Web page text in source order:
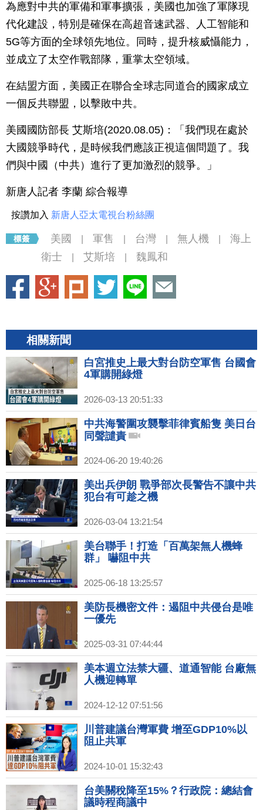
為應對中共的軍備和軍事擴張，美國也加強了軍隊現
代化建設，特別是確保在高超音速武器、人工智能和
5G等方面的全球領先地位。同時，提升核威懾能力，
並成立了太空作戰部隊，重掌太空領域。
在結盟方面，美國正在聯合全球志同道合的國家成立
一個反共聯盟，以擊敗中共。
美國國防部長 艾斯培(2020.08.05)：「我們現在處於
大國競爭時代，是時候我們應該正視這個問題了。我
們與中國（中共）進行了更加激烈的競爭。」
新唐人記者 李蘭 綜合報導
按讚加入 新唐人亞太電視台粉絲團
美國 軍售 台灣 無人機
海上
衛士
艾斯培 魏鳳和
相關新聞
白宮推史上最大對台防空軍售 台國會
4軍購開綠燈
2026-03-13 20:51:33
中共海警圍攻襲擊菲律賓船隻 美日台
同聲譴責
2024-06-20 19:40:26
美出兵伊朗 戰爭部次長警告不讓中共
犯台有可趁之機
2026-03-04 13:21:54
美台聯手！打造「百萬架無人機蜂
群」 嚇阻中共
2025-06-18 13:25:57
美防長機密文件：遏阻中共侵台是唯
一優先
2025-03-31 07:44:44
美本週立法禁大疆、道通智能 台廠無
人機迎轉單
2024-12-12 07:51:56
川普建議台灣軍費 增至GDP10%以
阻止共軍
2024-10-01 15:32:43
台美關稅降至15%？行政院：總結會
議時程商議中